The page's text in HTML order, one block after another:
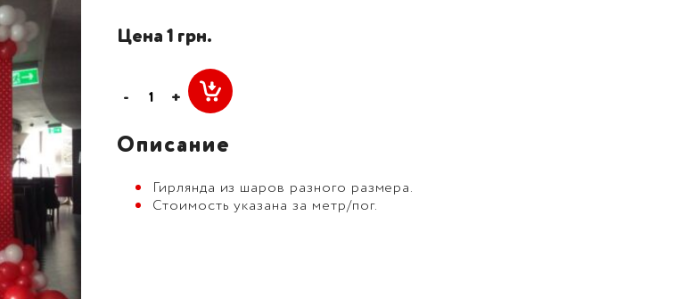
Цена 1 грн.
- +
Описание
Гирлянда из шаров разного размера.
Стоимость указана за метр/пог.